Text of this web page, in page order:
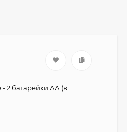
2 батарейки АА (в